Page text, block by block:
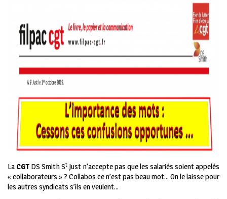
La CGT DS Smith St Just n’accepte pas que les salariés soient appelés
« collaborateurs » ? Collabos ce n’est pas beau mot… On le laisse pour
les autres syndicats s’ils en veulent…